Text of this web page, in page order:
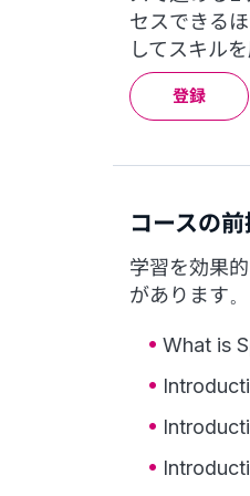
セスできる
してスキル
登録
コースの
学習を効果
があります。
What is